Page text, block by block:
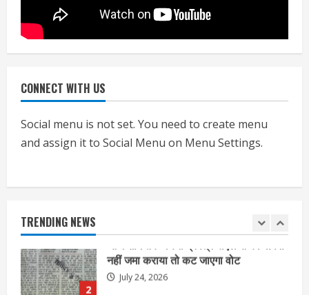
CONNECT WITH US
Social menu is not set. You need to create menu
and assign it to Social Menu on Menu Settings.
TRENDING NEWS
निजीविशेषज्ञों की रिपोर्ट पर भी मिलेगा
July 24, 2026
1
एचईआरसी के अध्यक्ष नंद लाल का निधन
2
निर्धारित मानक व नियम का बारीकी से किया
जाएगा परीक्षण, तब कार्रवाई